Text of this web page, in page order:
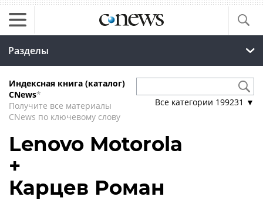
Разделы
Индексная книга (каталог)
CNews*
Получите все материалы
CNews по ключевому слову
Все категории 199231 ▼
Lenovo Motorola
+
Карцев Роман